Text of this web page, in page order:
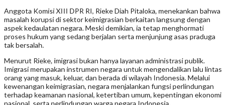
Anggota Komisi XIII DPR RI, Rieke Diah Pitaloka, menekankan bahwa
masalah korupsi di sektor keimigrasian berkaitan langsung dengan
aspek kedaulatan negara. Meski demikian, ia tetap menghormati
proses hukum yang sedang berjalan serta menjunjung asas praduga
tak bersalah.
Menurut Rieke, imigrasi bukan hanya layanan administrasi publik.
Imigrasi merupakan instrumen negara untuk mengendalikan lalu lintas
orang yang masuk, keluar, dan berada di wilayah Indonesia. Melalui
kewenangan keimigrasian, negara menjalankan fungsi perlindungan
terhadap keamanan nasional, ketertiban umum, kepentingan ekonomi
nasional, serta perlindungan warga negara Indonesia.